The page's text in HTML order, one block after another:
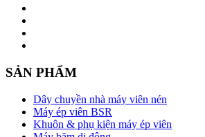
SẢN PHẨM
Dây chuyền nhà máy viên nén
Máy ép viên BSR
Khuôn & phụ kiện máy ép viên